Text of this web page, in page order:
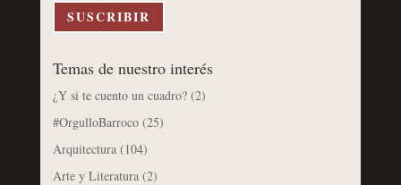
electrónico
SUSCRIBIR
Temas de nuestro interés
¿Y si te cuento un cuadro?(2)
#OrgulloBarroco(25)
Arquitectura(104)
Arte y Literatura(2)